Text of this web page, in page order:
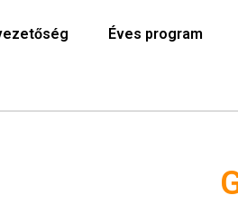
Éves program